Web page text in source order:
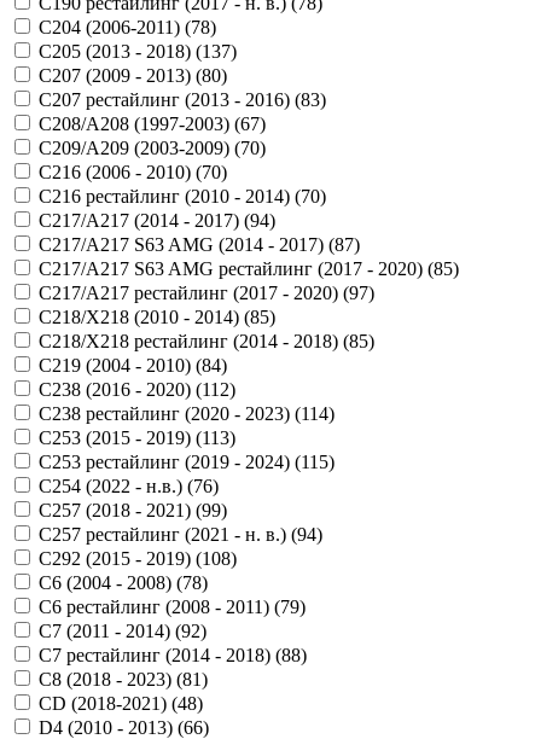
C204 (2006-2011) (78)
C205 (2013 - 2018) (137)
C207 (2009 - 2013) (80)
C207 рестайлинг (2013 - 2016) (83)
C208/A208 (1997-2003) (67)
C209/A209 (2003-2009) (70)
C216 (2006 - 2010) (70)
C216 рестайлинг (2010 - 2014) (70)
C217/A217 (2014 - 2017) (94)
C217/A217 S63 AMG (2014 - 2017) (87)
C217/A217 S63 AMG рестайлинг (2017 - 2020) (85)
C217/A217 рестайлинг (2017 - 2020) (97)
C218/X218 (2010 - 2014) (85)
C218/X218 рестайлинг (2014 - 2018) (85)
C219 (2004 - 2010) (84)
C238 (2016 - 2020) (112)
C238 рестайлинг (2020 - 2023) (114)
C253 (2015 - 2019) (113)
C253 рестайлинг (2019 - 2024) (115)
C254 (2022 - н.в.) (76)
C257 (2018 - 2021) (99)
C257 рестайлинг (2021 - н. в.) (94)
C292 (2015 - 2019) (108)
C6 (2004 - 2008) (78)
C6 рестайлинг (2008 - 2011) (79)
C7 (2011 - 2014) (92)
C7 рестайлинг (2014 - 2018) (88)
C8 (2018 - 2023) (81)
CD (2018-2021) (48)
D4 (2010 - 2013) (66)